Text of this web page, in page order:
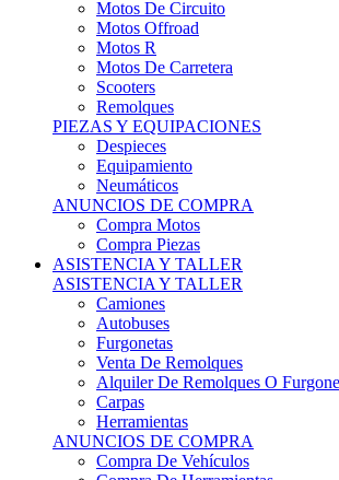
Motos R
Motos De Carretera
Scooters
Remolques
PIEZAS Y EQUIPACIONES
Despieces
Equipamiento
Neumáticos
ANUNCIOS DE COMPRA
Compra Motos
Compra Piezas
ASISTENCIA Y TALLER
ASISTENCIA Y TALLER
Camiones
Autobuses
Furgonetas
Venta De Remolques
Alquiler De Remolques O Furgones
Carpas
Herramientas
ANUNCIOS DE COMPRA
Compra De Vehículos
Compra De Herramientas